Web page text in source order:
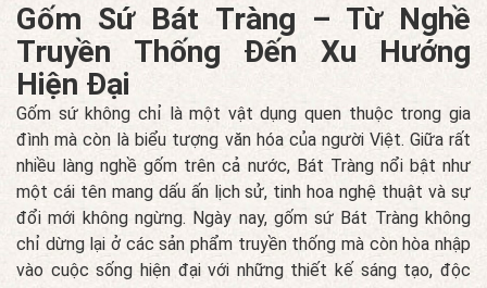
Gốm Sứ Bát Tràng – Từ Nghề
Truyền Thống Đến Xu Hướng
Hiện Đại
Gốm sứ không chỉ là một vật dụng quen thuộc trong gia
đình mà còn là biểu tượng văn hóa của người Việt. Giữa rất
nhiều làng nghề gốm trên cả nước, Bát Tràng nổi bật như
một cái tên mang dấu ấn lịch sử, tinh hoa nghệ thuật và sự
đổi mới không ngừng. Ngày nay, gốm sứ Bát Tràng không
chỉ dừng lại ở các sản phẩm truyền thống mà còn hòa nhập
vào cuộc sống hiện đại với những thiết kế sáng tạo, độc